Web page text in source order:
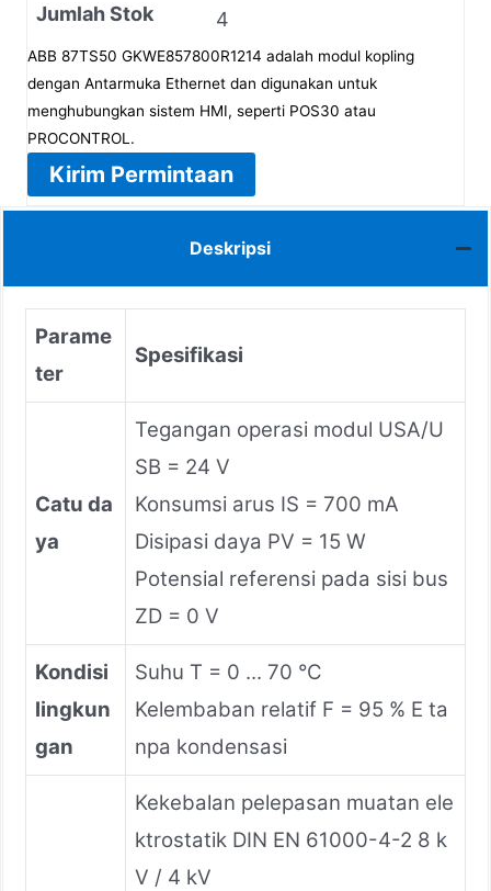
Jumlah Stok
4
ABB 87TS50 GKWE857800R1214 adalah modul kopling
dengan Antarmuka Ethernet dan digunakan untuk
menghubungkan sistem HMI, seperti POS30 atau
PROCONTROL.
Kirim Permintaan
Deskripsi
Parame
ter
Spesifikasi
Catu da
ya
Tegangan operasi modul USA/U
SB = 24 V
Konsumsi arus IS = 700 mA
Disipasi daya PV = 15 W
Potensial referensi pada sisi bus
ZD = 0 V
Kondisi
lingkun
gan
Suhu T = 0 ... 70 °C
Kelembaban relatif F = 95 % E ta
npa kondensasi
Kekebalan pelepasan muatan ele
ktrostatik DIN EN 61000-4-2 8 k
V / 4 kV